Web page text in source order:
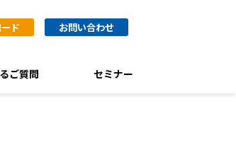
ド お問い合わせ
ご質問 セミナー